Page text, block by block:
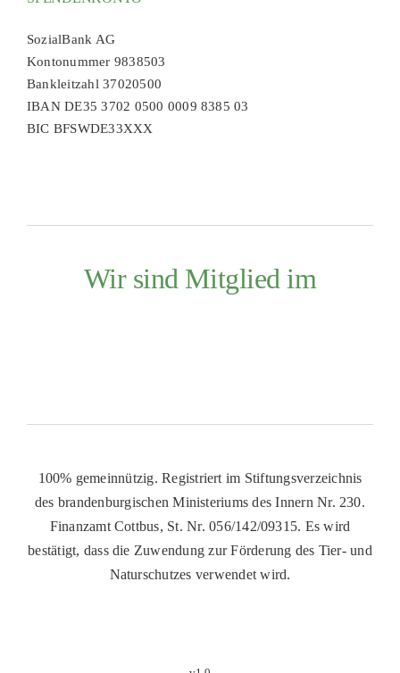
SozialBank AG
Kontonummer 9838503
Bankleitzahl 37020500
IBAN DE35 3702 0500 0009 8385 03
BIC BFSWDE33XXX
Wir sind Mitglied im
100% gemeinnützig. Registriert im Stiftungsverzeichnis
des brandenburgischen Ministeriums des Innern Nr. 230.
Finanzamt Cottbus, St. Nr. 056/142/09315. Es wird
bestätigt, dass die Zuwendung zur Förderung des Tier- und
Naturschutzes verwendet wird.